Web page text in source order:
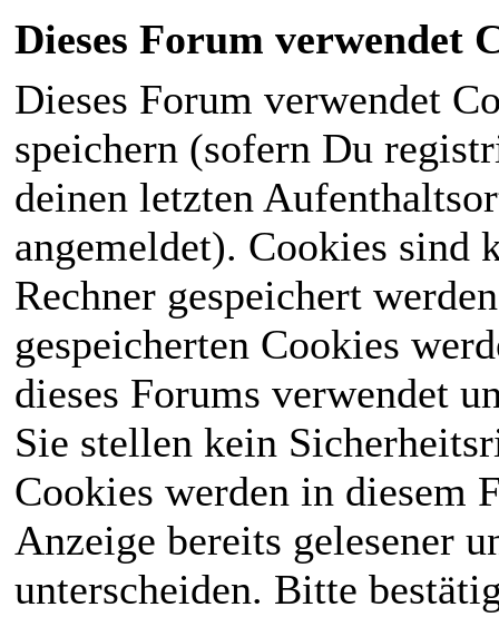
Dieses Forum verwendet
Dieses Forum verwendet
speichern (sofern Du
deinen letzten
angemeldet). Cookies sind
Rechner gespeichert
gespeicherten Cookies
dieses Forums verwendet
Sie stellen kein
Cookies werden in diesem
Anzeige bereits gelesener
unterscheiden. Bitte